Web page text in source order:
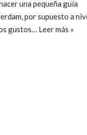
una pequeña guía
por supuesto a
gustos… Leer más »